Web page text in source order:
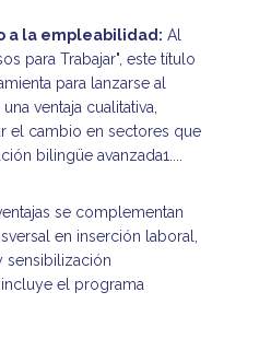
a la empleabilidad: Al
para Trabajar", este título
para lanzarse al
ventaja cualitativa,
el cambio en sectores que
bilingüe avanzada1....
se complementan
en inserción laboral,
sensibilización
el programa